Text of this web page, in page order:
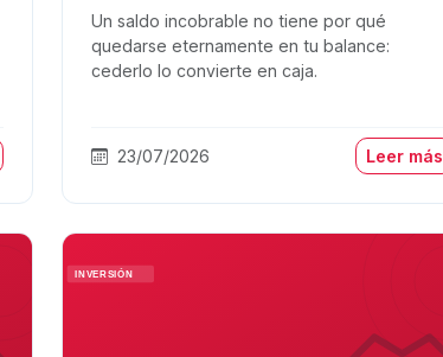
Un saldo incobrable no tiene por qué
quedarse eternamente en tu balance:
cederlo lo convierte en caja.
23/07/2026 Leer más